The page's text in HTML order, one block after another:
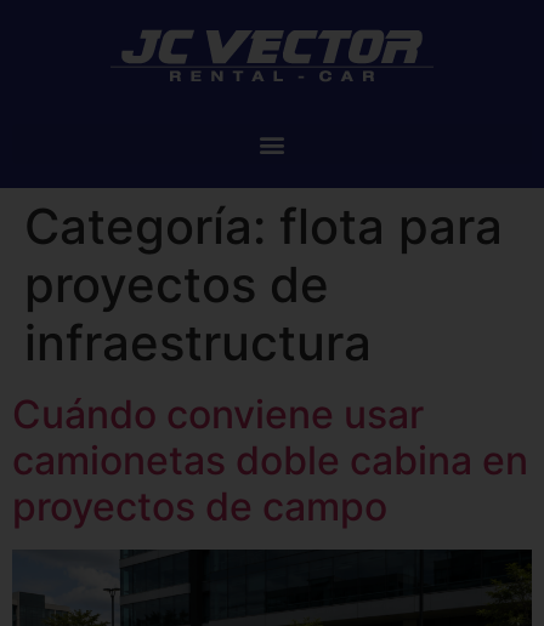
Categoría: flota para
proyectos de
infraestructura
Cuándo conviene usar
camionetas doble cabina en
proyectos de campo